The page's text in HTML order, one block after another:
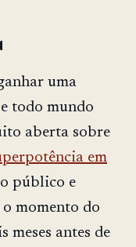
uma
todo mundo
aberta sobre
em
público e
momento do
meses antes de